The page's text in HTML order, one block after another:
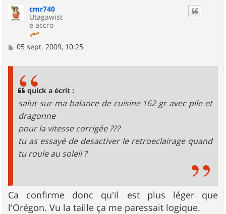
cmr740
Utagawist
e accro
M
05 sept. 2009, 10:25
quick a écrit :
salut sur ma balance de cuisine 162 gr avec pile et
dragonne
pour la vitesse corrigée ???
tu as essayé de desactiver le retroeclairage quand
tu roule au soleil ?
Ca confirme donc qu'il est plus léger que
l'Orégon. Vu la taille ça me paressait logique.